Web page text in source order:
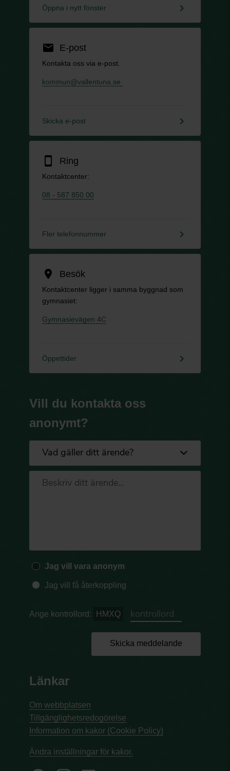
Öppna i nytt fönster keyboard_arrow_right
email E-post
Kontakta oss via e-post.
kommun@vallentuna.se
Skicka e-post keyboard_arrow_right
smartphone Ring
Kontaktcenter:
08 - 587 850 00
Fler telefonnummer keyboard_arrow_right
location_on Besök
Kontaktcenter ligger i samma byggnad som
gymnasiet:
Gymnasievägen 4C
Öppettider keyboard_arrow_right
Vill du kontakta oss
anonymt?
Jag vill vara anonym
Jag vill få återkoppling
Ange kontrollord: HMXQ
Skicka meddelande
Länkar
Om webbplatsen
Tillgänglighetsredogörelse
Information om kakor (Cookie Policy)
Ändra inställningar för kakor.